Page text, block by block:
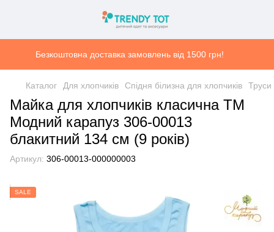
Безкоштовна доставка замовлень від 1500 грн!
Каталог Для хлопчиків Спідня білизна для хлопчиків Труси
Майка для хлопчиків класична ТМ
Модний карапуз 306-00013
блакитний 134 см (9 років)
Артикул: 306-00013-000000003
SALE